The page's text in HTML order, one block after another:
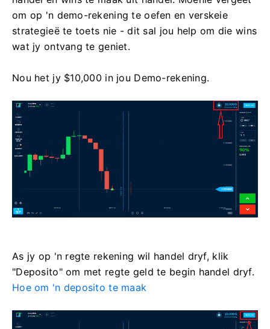
om op 'n demo-rekening te oefen en verskeie
strategieë te toets nie - dit sal jou help om die wins
wat jy ontvang te geniet.
Nou het jy $10,000 in jou Demo-rekening.
As jy op 'n regte rekening wil handel dryf, klik
"Deposito" om met regte geld te begin handel dryf.
Hoe om 'n deposito te maak